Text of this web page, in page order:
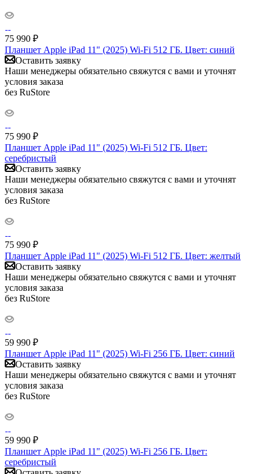
75 990 ₽
Планшет Apple iPad 11" (2025) Wi-Fi 512 ГБ. Цвет: синий
Оставить заявку
Наши менеджеры обязательно свяжутся с вами и уточнят
условия заказа
без RuStore
75 990 ₽
Планшет Apple iPad 11" (2025) Wi-Fi 512 ГБ. Цвет:
серебристый
Оставить заявку
Наши менеджеры обязательно свяжутся с вами и уточнят
условия заказа
без RuStore
75 990 ₽
Планшет Apple iPad 11" (2025) Wi-Fi 512 ГБ. Цвет: желтый
Оставить заявку
Наши менеджеры обязательно свяжутся с вами и уточнят
условия заказа
без RuStore
59 990 ₽
Планшет Apple iPad 11" (2025) Wi-Fi 256 ГБ. Цвет: синий
Оставить заявку
Наши менеджеры обязательно свяжутся с вами и уточнят
условия заказа
без RuStore
59 990 ₽
Планшет Apple iPad 11" (2025) Wi-Fi 256 ГБ. Цвет:
серебристый